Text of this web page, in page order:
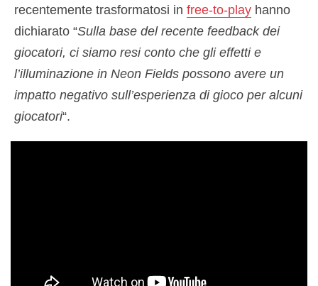
recentemente trasformatosi in free-to-play hanno
dichiarato “Sulla base del recente feedback dei
giocatori, ci siamo resi conto che gli effetti e
l’illuminazione in Neon Fields possono avere un
impatto negativo sull’esperienza di gioco per alcuni
giocatori“.